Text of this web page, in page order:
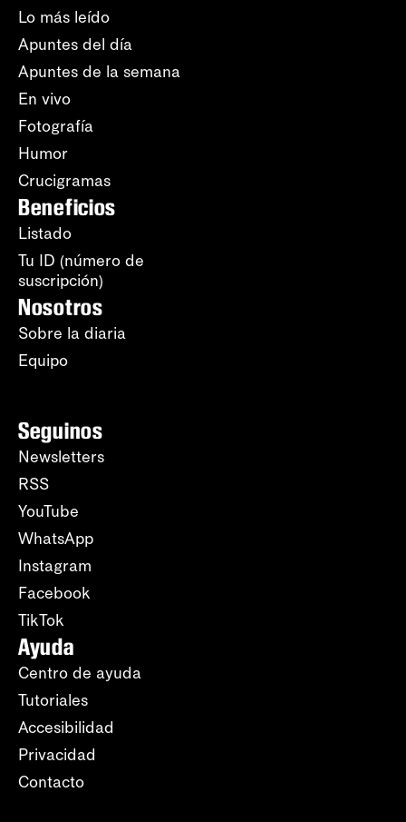
Lo más leído
Apuntes del día
Apuntes de la semana
En vivo
Fotografía
Humor
Crucigramas
Beneficios
Listado
Tu ID (número de
suscripción)
Nosotros
Sobre la diaria
Equipo
Seguinos
Newsletters
RSS
YouTube
WhatsApp
Instagram
Facebook
TikTok
Ayuda
Centro de ayuda
Tutoriales
Accesibilidad
Privacidad
Contacto